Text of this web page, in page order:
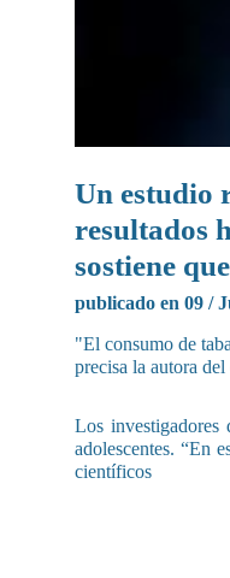
Un estudio
resultados
sostiene
publicado en 09 /
"El consumo de
precisa la autora
Los
adolescentes. “En
científicos